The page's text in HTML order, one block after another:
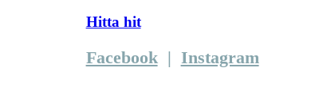
Hitta hit
Facebook| Instagram